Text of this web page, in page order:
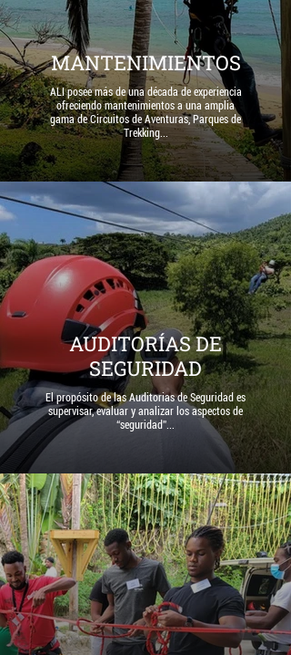
MANTENIMIENTOS
ALI posee más de una década de experiencia
ofreciendo mantenimientos a una amplia
gama de Circuitos de Aventuras, Parques de
Trekking...
AUDITORÍAS DE
SEGURIDAD
El propósito de las Auditorias de Seguridad es
supervisar, evaluar y analizar los aspectos de
“seguridad”...